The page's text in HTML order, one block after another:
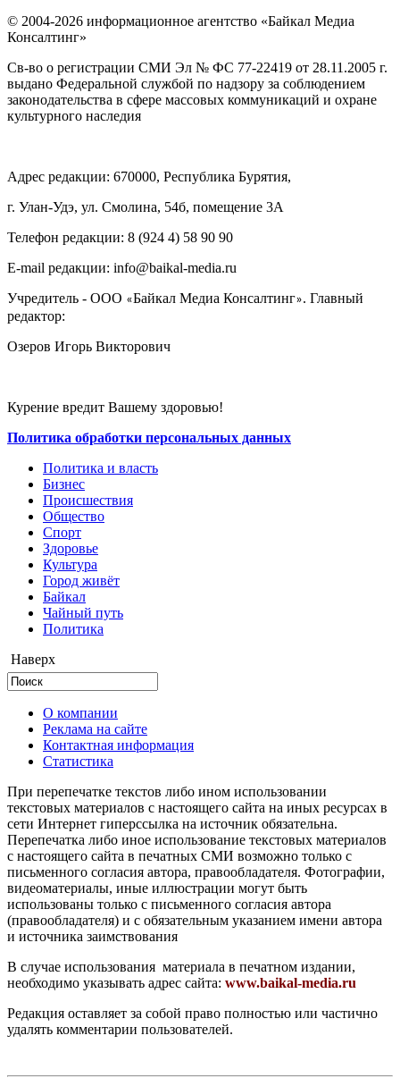
© 2004-2026 информационное агентство «Байкал Медиа
Консалтинг»
Св-во о регистрации СМИ Эл № ФС 77-22419 от 28.11.2005 г.
выдано Федеральной службой по надзору за соблюдением
законодательства в сфере массовых коммуникаций и охране
культурного наследия
Адрес редакции: 670000, Республика Бурятия,
г. Улан-Удэ, ул. Смолина, 54б, помещение 3А
Телефон редакции: ‎‎8 (924 4) 58 90 90
E-mail редакции: info@baikal-media.ru
Учредитель - ООО «Байкал Медиа Консалтинг». Главный
редактор:
Озеров Игорь Викторович
Курение вредит Вашему здоровью!
Политика обработки персональных данных
Политика и власть
Бизнес
Происшествия
Общество
Cпорт
Здоровье
Культура
Город живёт
Байкал
Чайный путь
Политика
Наверх
О компании
Реклама на сайте
Контактная информация
Статистика
При перепечатке текстов либо ином использовании
текстовых материалов с настоящего сайта на иных ресурсах в
сети Интернет гиперссылка на источник обязательна.
Перепечатка либо иное использование текстовых материалов
с настоящего сайта в печатных СМИ возможно только с
письменного согласия автора, правообладателя. Фотографии,
видеоматериалы, иные иллюстрации могут быть
использованы только с письменного согласия автора
(правообладателя) и с обязательным указанием имени автора
и источника заимствования
В случае использования материала в печатном издании,
необходимо указывать адрес сайта: www.baikal-media.ru
Редакция оставляет за собой право полностью или частично
удалять комментарии пользователей.